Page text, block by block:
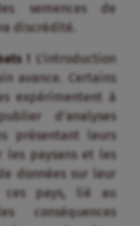
semences de
discrédité.
!
L’introduction
avance. Certains
expérimentent à
d’analyses
présentant leurs
les paysans et les
données sur leur
ces pays, lié au